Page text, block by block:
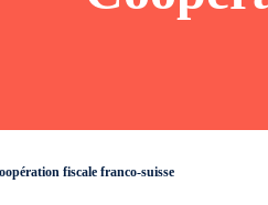
fiscale franco-suisse